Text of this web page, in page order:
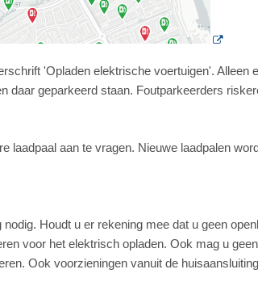
'Opladen elektrische voertuigen'. Alleen
daar geparkeerd staan. Foutparkeerders
laadpaal aan te vragen. Nieuwe laadpalen
Houdt u er rekening mee dat u geen
voor het elektrisch opladen. Ook mag u
Ook voorzieningen vanuit de